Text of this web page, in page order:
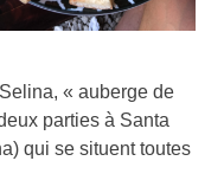
« auberge de
parties à Santa
qui se situent toutes